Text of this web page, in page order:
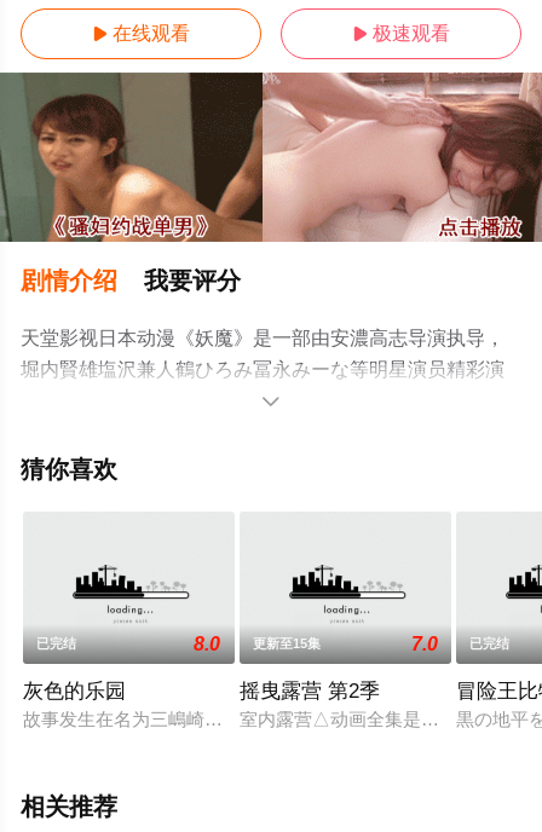
 在线观看  极速观看
剧情介绍 我要评分
天堂影视日本动漫《妖魔》是一部由安濃高志导演执导，
堀内賢雄塩沢兼人鶴ひろみ冨永みーな等明星演员精彩演
绎的日本动漫，大结局剧情已揭晓（更新至第2集已完
电影网，更多相关信息可移步至豆瓣动漫、电视猫或剧情

猜你喜欢
已完结 8.0
灰色的乐园
故事发生在名为三嶋崎的海边小镇之上，私立美滨学园中，来了
更新至15集 7.0
摇曳露营 第2季
室内露营△动画全集是电视动画《摇
已完结
冒险王
黒の地平
相关推荐